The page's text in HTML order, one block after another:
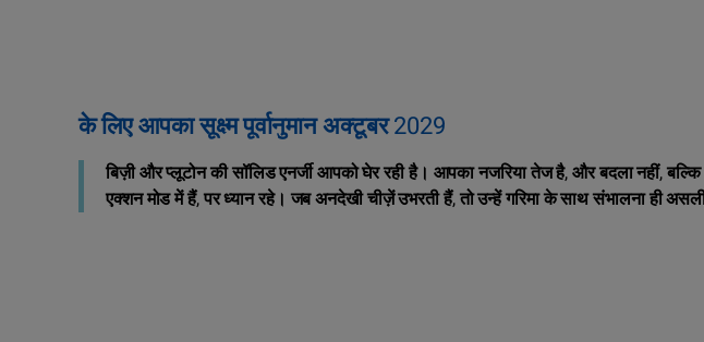
के लिए आपका सूक्ष्म पूर्वानुमान अक्टूबर 2029
बिज़ी और प्लूटोन की सॉलिड एनर्जी आपको घेर रही है। आपका नजरिया तेज है, और बदला नहीं,
एक्शन मोड में हैं, पर ध्यान रहे। जब अनदेखी चीज़ें उभरती हैं, तो उन्हें गरिमा के साथ संभालना ही